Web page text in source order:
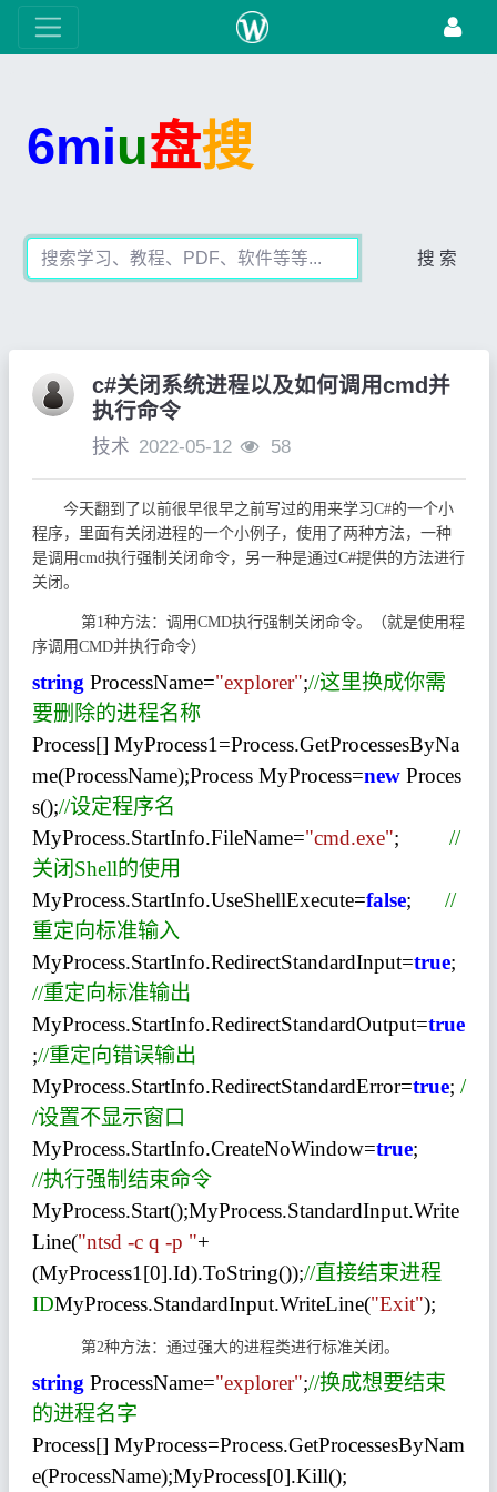
6miu盘搜
搜 索
c#关闭系统进程以及如何调用cmd并
执行命令
技术 2022-05-12 58
今天翻到了以前很早很早之前写过的用来学习C#的一个小
程序，里面有关闭进程的一个小例子，使用了两种方法，一种
是调用cmd执行强制关闭命令，另一种是通过C#提供的方法进行
关闭。
第1种方法：调用CMD执行强制关闭命令。（就是使用程
序调用CMD并执行命令）
string ProcessName="explorer";//这里换成你需
要删除的进程名称
Process[] MyProcess1=Process.GetProcessesByNa
me(ProcessName);Process MyProcess=newProces
s();//设定程序名
MyProcess.StartInfo.FileName="cmd.exe"; //
关闭Shell的使用
MyProcess.StartInfo.UseShellExecute=false; //
重定向标准输入
MyProcess.StartInfo.RedirectStandardInput=true;
//重定向标准输出
MyProcess.StartInfo.RedirectStandardOutput=true
;//重定向错误输出
MyProcess.StartInfo.RedirectStandardError=true; /
/设置不显示窗口
MyProcess.StartInfo.CreateNoWindow=true;
//执行强制结束命令
MyProcess.Start();MyProcess.StandardInput.Write
Line("ntsd -c q -p "+
(MyProcess1[0].Id).ToString());//直接结束进程
IDMyProcess.StandardInput.WriteLine("Exit");
第2种方法：通过强大的进程类进行标准关闭。
string ProcessName="explorer";//换成想要结束
的进程名字
Process[] MyProcess=Process.GetProcessesByNam
e(ProcessName);MyProcess[0].Kill();